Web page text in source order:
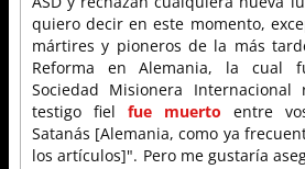
quiero decir en este momento,
mártires y pioneros de la más
Reforma en Alemania, la cual
Sociedad Misionera
testigo fiel fue muerto entre
Satanás [Alemania, como ya
los artículos]". Pero me gustaría